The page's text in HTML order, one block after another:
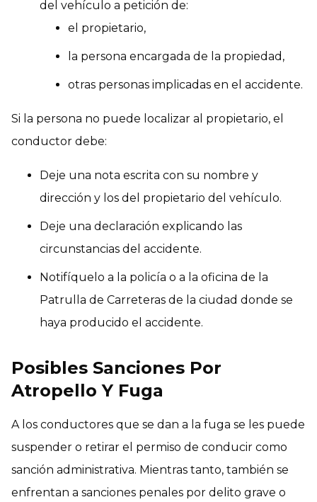
del vehículo a petición de:
el propietario,
la persona encargada de la propiedad,
otras personas implicadas en el accidente.
Si la persona no puede localizar al propietario, el
conductor debe:
Deje una nota escrita con su nombre y
dirección y los del propietario del vehículo.
Deje una declaración explicando las
circunstancias del accidente.
Notifíquelo a la policía o a la oficina de la
Patrulla de Carreteras de la ciudad donde se
haya producido el accidente.
Posibles Sanciones Por
Atropello Y Fuga
A los conductores que se dan a la fuga se les puede
suspender o retirar el permiso de conducir como
sanción administrativa. Mientras tanto, también se
enfrentan a sanciones penales por delito grave o